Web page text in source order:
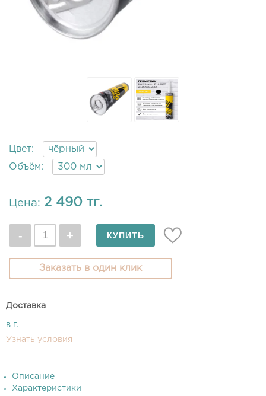
Цвет:
Объём:
Цена: 2 490 тг.
Заказать в один клик
Доставка
в г.
Узнать условия
Описание
Характеристики